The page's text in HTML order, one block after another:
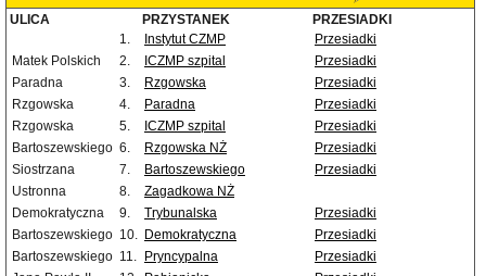
ULICA PRZYSTANEK
PRZESIADKI
1.
Instytut CZMP
Przesiadki
Matek Polskich
2. ICZMP szpital
Przesiadki
Paradna
3. Rzgowska
Przesiadki
Rzgowska
4. Paradna
Przesiadki
Rzgowska
5. ICZMP szpital
Przesiadki
Bartoszewskiego 6. Rzgowska NŻ
Przesiadki
Siostrzana
7. Bartoszewskiego
Przesiadki
Ustronna
8.
Zagadkowa NŻ
Demokratyczna
9. Trybunalska
Przesiadki
Bartoszewskiego 10. Demokratyczna
Przesiadki
Bartoszewskiego 11. Pryncypalna
Przesiadki